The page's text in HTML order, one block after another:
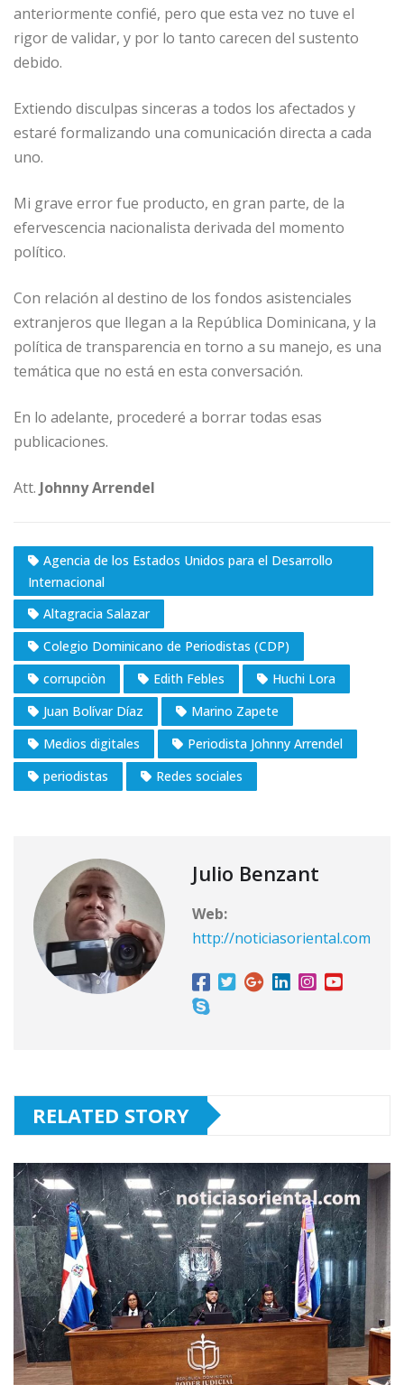
anteriormente confié, pero que esta vez no tuve el
rigor de validar, y por lo tanto carecen del sustento
debido.
Extiendo disculpas sinceras a todos los afectados y
estaré formalizando una comunicación directa a cada
uno.
Mi grave error fue producto, en gran parte, de la
efervescencia nacionalista derivada del momento
político.
Con relación al destino de los fondos asistenciales
extranjeros que llegan a la República Dominicana, y la
política de transparencia en torno a su manejo, es una
temática que no está en esta conversación.
En lo adelante, procederé a borrar todas esas
publicaciones.
Att. Johnny Arrendel
Agencia de los Estados Unidos para el Desarrollo
Internacional
Altagracia Salazar
Colegio Dominicano de Periodistas (CDP)
corrupciòn
Edith Febles
Huchi Lora
Juan Bolívar Díaz
Marino Zapete
Medios digitales
Periodista Johnny Arrendel
periodistas
Redes sociales
Julio Benzant
Web:
http://noticiasoriental.com
RELATED STORY